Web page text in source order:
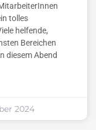
tolles
helfende,
Bereichen
diesem Abend
2024